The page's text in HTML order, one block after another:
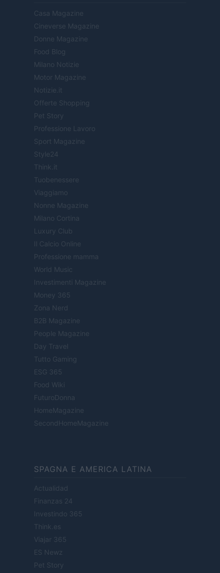
Casa Magazine
Cineverse Magazine
Donne Magazine
Food Blog
Milano Notizie
Motor Magazine
Notizie.it
Offerte Shopping
Pet Story
Professione Lavoro
Sport Magazine
Style24
Think.it
Tuobenessere
Viaggiamo
Nonne Magazine
Milano Cortina
Luxury Club
Il Calcio Online
Professione mamma
World Music
Investimenti Magazine
Money 365
Zona Nerd
B2B Magazine
People Magazine
Day Travel
Tutto Gaming
ESG 365
Food Wiki
FuturoDonna
HomeMagazine
SecondHomeMagazine
SPAGNA E AMERICA LATINA
Actualidad
Finanzas 24
Investindo 365
Think.es
Viajar 365
ES Newz
Pet Story